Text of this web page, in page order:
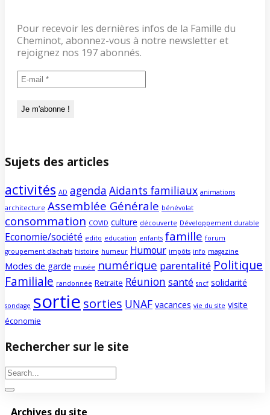
Pour recevoir les dernières infos de la Famille du
Cheminot, abonnez-vous à notre newsletter et
rejoignez nos 197 abonnés.
Sujets des articles
activités AD agenda Aidants familiaux animations
architecture Assemblée Générale bénévolat
consommation COVID culture découverte Développement durable
Economie/société edito education enfants famille forum
groupement d'achats histoire humeur Humour impôts info magazine
Modes de garde musée numérique parentalité Politique
Familiale randonnée Retraite Réunion santé sncf solidarité
sondage sortie sorties UNAF vacances vie du site visite
économie
Rechercher sur le site
Archives du site